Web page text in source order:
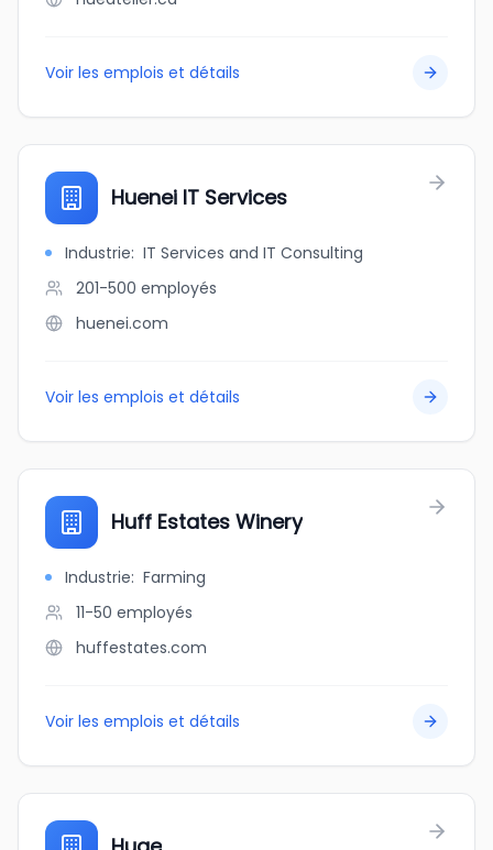
Voir les emplois et détails
Huenei IT Services
Industrie: IT Services and IT Consulting
201-500 employés
huenei.com
Voir les emplois et détails
Huff Estates Winery
Industrie: Farming
11-50 employés
huffestates.com
Voir les emplois et détails